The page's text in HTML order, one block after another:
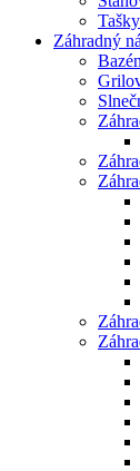
Záhradný